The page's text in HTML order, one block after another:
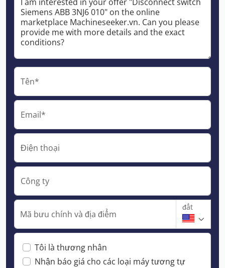
Tên*
Email*
Điện thoại
Công ty
Mã bưu chính và địa điểm
đất
Tôi là thương nhân
Nhận báo giá cho các loại máy tương tự